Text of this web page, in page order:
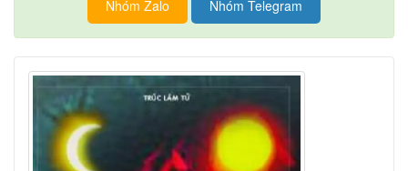
Nhóm Zalo Nhóm Telegram